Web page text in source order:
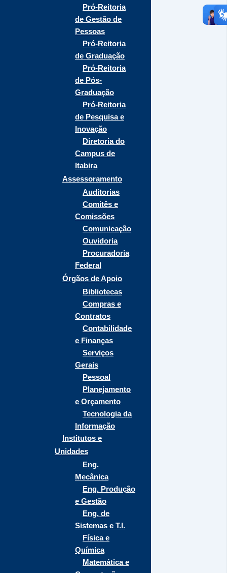
Pró-Reitoria
de Gestão de
Pessoas
Pró-Reitoria
de Graduação
Pró-Reitoria
de Pós-
Graduação
Pró-Reitoria
de Pesquisa e
Inovação
Diretoria do
Campus de
Itabira
Assessoramento
Auditorias
Comitês e
Comissões
Comunicação
Ouvidoria
Procuradoria
Federal
Órgãos de Apoio
Bibliotecas
Compras e
Contratos
Contabilidade
e Finanças
Serviços
Gerais
Pessoal
Planejamento
e Orçamento
Tecnologia da
Informação
Institutos e
Unidades
Eng.
Mecânica
Eng. Produção
e Gestão
Eng. de
Sistemas e T.I.
Física e
Química
Matemática e